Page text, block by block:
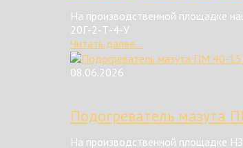
На производственной площадке
20Г-2-Т-4-У
Читать далее...
08.06.2026
Подогреватель мазута
На производственной площадке